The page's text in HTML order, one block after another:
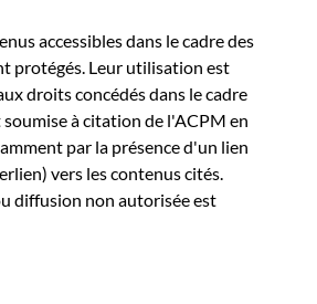
accessibles dans le cadre des
protégés. Leur utilisation est
droits concédés dans le cadre
à citation de l'ACPM en
par la présence d'un lien
vers les contenus cités.
diffusion non autorisée est